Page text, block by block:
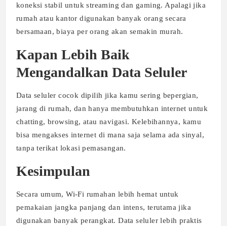
koneksi stabil untuk streaming dan gaming. Apalagi jika
rumah atau kantor digunakan banyak orang secara
bersamaan, biaya per orang akan semakin murah.
Kapan Lebih Baik
Mengandalkan Data Seluler
Data seluler cocok dipilih jika kamu sering bepergian,
jarang di rumah, dan hanya membutuhkan internet untuk
chatting, browsing, atau navigasi. Kelebihannya, kamu
bisa mengakses internet di mana saja selama ada sinyal,
tanpa terikat lokasi pemasangan.
Kesimpulan
Secara umum, Wi-Fi rumahan lebih hemat untuk
pemakaian jangka panjang dan intens, terutama jika
digunakan banyak perangkat. Data seluler lebih praktis